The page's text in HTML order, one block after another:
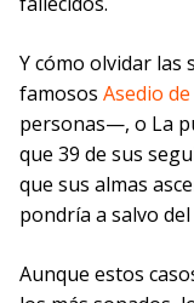
Y cómo olvidar las
famosos Asedio
personas—, o La
que 39 de sus
que sus almas
pondría a salvo
Aunque estos